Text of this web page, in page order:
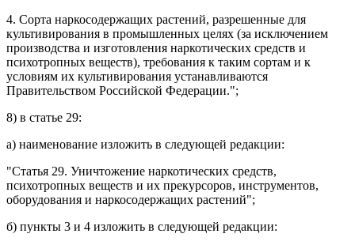
4. Сорта наркосодержащих растений, разрешенные для
культивирования в промышленных целях (за исключением
производства и изготовления наркотических средств и
психотропных веществ), требования к таким сортам и к
условиям их культивирования устанавливаются
Правительством Российской Федерации.";
8) в статье 29:
а) наименование изложить в следующей редакции:
"Статья 29. Уничтожение наркотических средств,
психотропных веществ и их прекурсоров, инструментов,
оборудования и наркосодержащих растений";
б) пункты 3 и 4 изложить в следующей редакции: